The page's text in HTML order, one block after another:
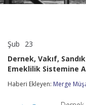
Şub 23
Sandık
ve
Kuruluşlardan
Dernek, Vakıf,
Emeklilik Sistemine
Haberi Ekleyen: Merge